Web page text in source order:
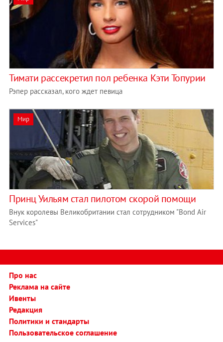
Тимати рассекретил пол ребенка Кэти Топурии
Рэпер рассказал, кого ждет певица
Мир
Принц Уильям стал пилотом скорой помощи
Внук королевы Великобритании стал сотрудником "Bond Air
Services"
Про нас
Реклама на сайте
Ивенты
Редакция
Политики и стандарты
Пользовательское соглашение